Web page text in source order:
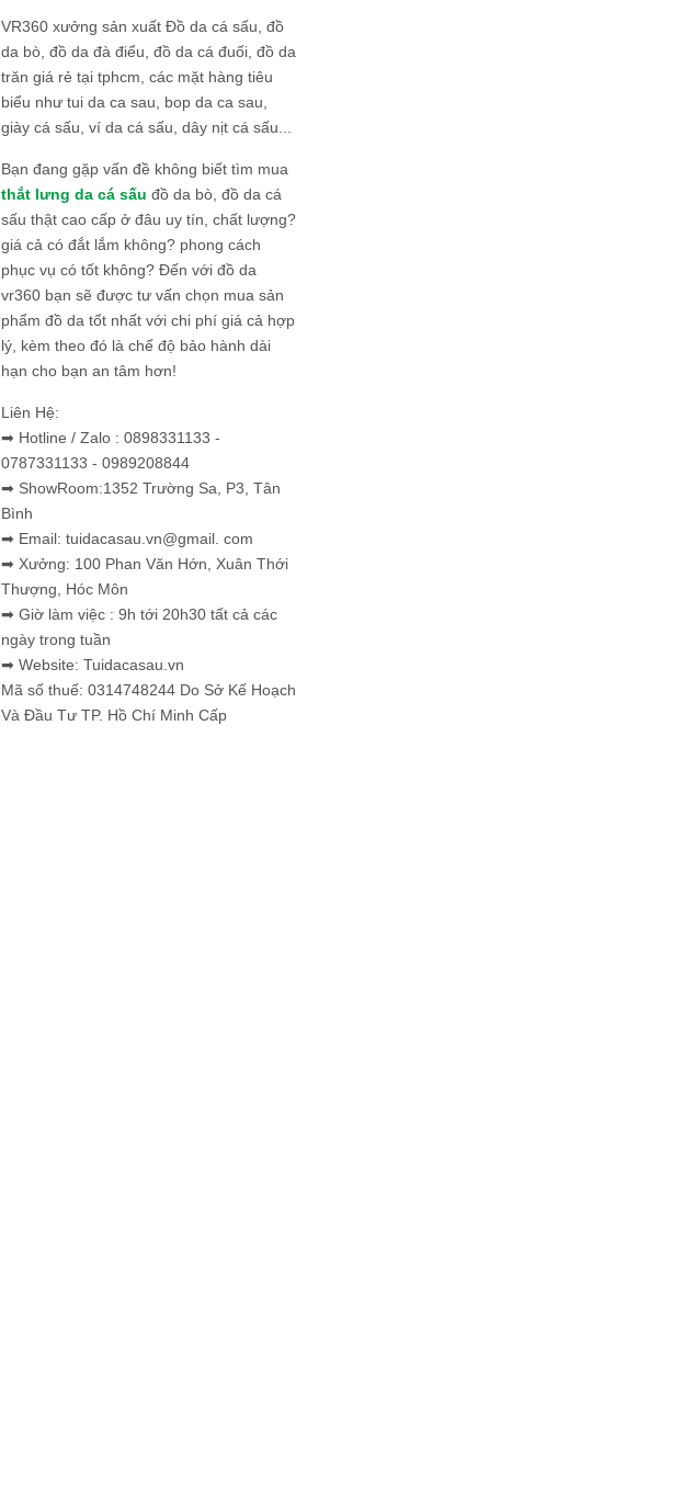
VR360 xưởng sản xuất Đồ da cá sấu, đồ
da bò, đồ da đà điểu, đồ da cá đuối, đồ da
trăn giá rẻ tại tphcm, các mặt hàng tiêu
biểu như tui da ca sau, bop da ca sau,
giày cá sấu, ví da cá sấu, dây nịt cá sấu...
Bạn đang gặp vấn đề không biết tìm mua
thắt lưng da cá sấu đồ da bò, đồ da cá
sấu thật cao cấp ở đâu uy tín, chất lượng?
giá cả có đắt lắm không? phong cách
phục vụ có tốt không? Đến với đồ da
vr360 bạn sẽ được tư vấn chọn mua sản
phẩm đồ da tốt nhất với chi phí giá cả hợp
lý, kèm theo đó là chế độ bảo hành dài
hạn cho bạn an tâm hơn!
Liên Hệ:
➡ Hotline / Zalo : 0898331133 -
0787331133 - 0989208844
➡ ShowRoom:1352 Trường Sa, P3, Tân
Bình
➡ Email: tuidacasau.vn@gmail. com
➡ Xưởng: 100 Phan Văn Hớn, Xuân Thới
Thượng, Hóc Môn
➡ Giờ làm việc : 9h tới 20h30 tất cả các
ngày trong tuần
➡ Website: Tuidacasau.vn
Mã số thuế: 0314748244 Do Sở Kế Hoạch
Và Đầu Tư TP. Hồ Chí Minh Cấp